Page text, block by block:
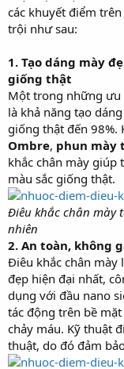
các khuyết điểm
trội như sau:
1. Tạo dáng mày
giống thật
Một trong những ưu
là khả năng tạo
giống thật đến 98%.
Ombre, phun mày
khắc chân mày giúp
màu sắc giống thật.
Điêu khắc chân mày
nhiên
2. An toàn, không
Điêu khắc chân
đẹp hiện đại nhất,
dụng với đầu nano
tác động trên bề
chảy máu. Kỹ thuật
thuật, do đó đảm